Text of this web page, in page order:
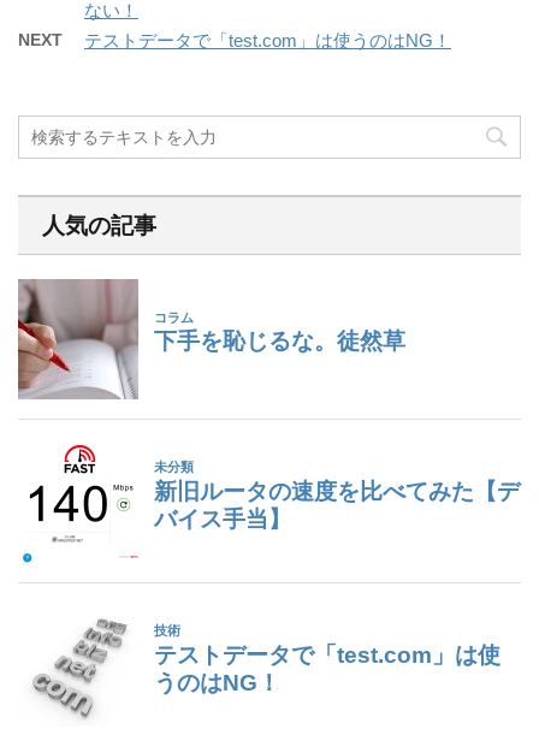
ない！
NEXT テストデータで「test.com」は使うのはNG！
人気の記事